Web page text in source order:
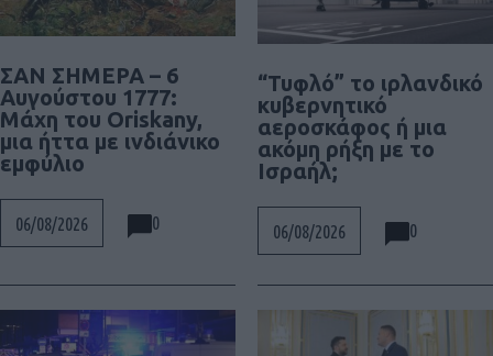
ΣΑΝ ΣΗΜΕΡΑ – 6
Αυγούστου 1777:
Μάχη του Oriskany,
μια ήττα με ινδιάνικο
εμφύλιο
06/08/2026 0
“Τυφλό” το ιρλανδικό
κυβερνητικό
αεροσκάφος ή μια
ακόμη ρήξη με το
Ισραήλ;
06/08/2026 0